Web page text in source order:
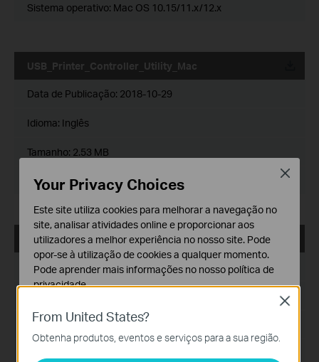
Sistema operativo: Mac OS 10.15/11.x/12.x
USB_Printer_Controller_Utility_Mac
Data de Publicação: 2018-10-29
Idioma: Inglês
Tamanho: 2.53 MB
Sistema operativo: Mac OS 10.9-10.14
USB_Printer_Controller_Utility_Windows
Data de Publicação:2016-10-26
Tamanho:14.26 MB
From United States?
Obtenha produtos, eventos e serviços para a sua região.
Close
Your Privacy Choices
Este site utiliza cookies para melhorar a navegação no
site, analisar atividades online e proporcionar aos
utilizadores a melhor experiência no nosso site. Pode
opor-se à utilização de cookies a qualquer momento.
Pode aprender mais informações no nosso política de
privacidade.
Os cookies são necessários para o funcionamento do
website e não podem ser desativados nos seus
Close